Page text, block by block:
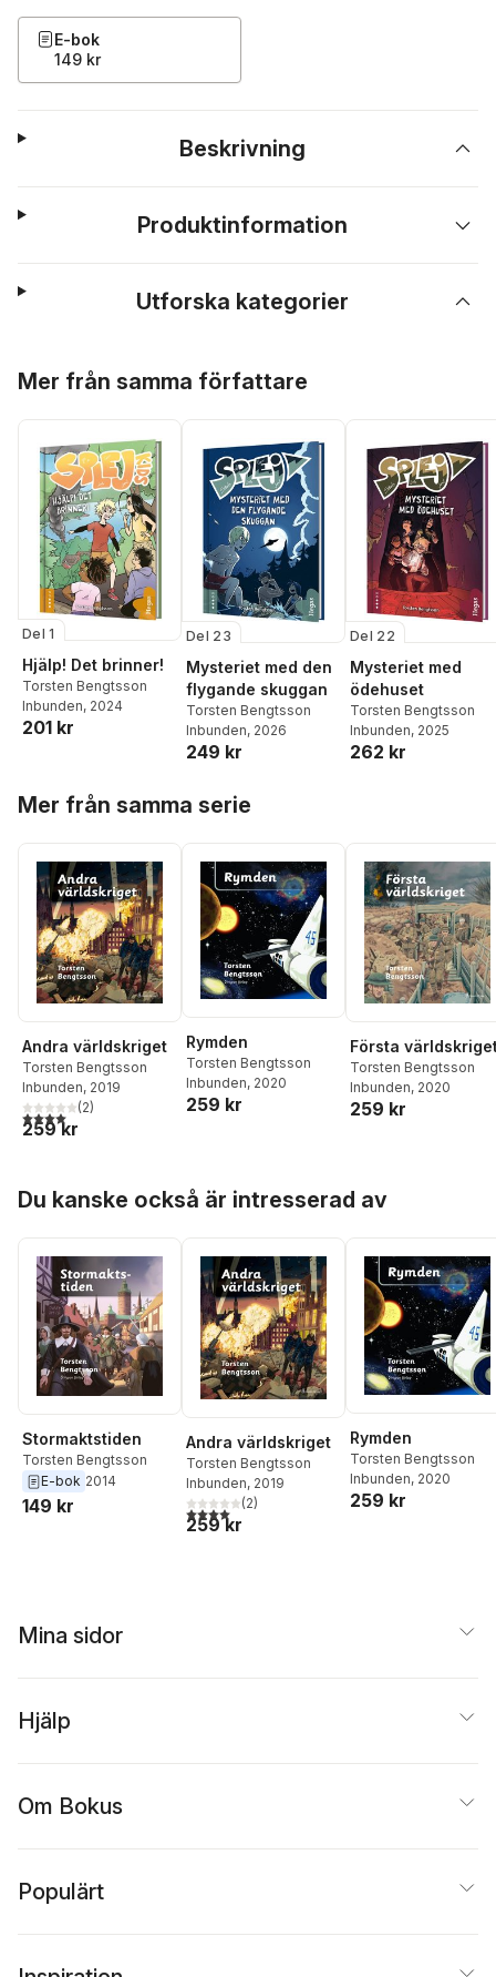
E-bok
149 kr
Beskrivning
Produktinformation
Utforska kategorier
Mer från samma författare
Del 1
Hjälp! Det brinner!
Torsten Bengtsson
Inbunden, 2024
201 kr
Del 23
Mysteriet med den
flygande skuggan
Torsten Bengtsson
Inbunden, 2026
249 kr
Del 22
Mysteriet med
ödehuset
Torsten Bengtsson
Inbunden, 2025
262 kr
Mer från samma serie
Andra världskriget
Torsten Bengtsson
Inbunden, 2019
4,0utav 5 stjärnor. Totalt antal röster:
(2)
259 kr
Rymden
Torsten Bengtsson
Inbunden, 2020
259 kr
Första
Torsten Bengtsson
Inbunden, 2020
259 kr
Du kanske också är intresserad av
Stormaktstiden
Torsten Bengtsson
E-bok 2014
149 kr
Andra världskriget
Torsten Bengtsson
Inbunden, 2019
4,0utav 5 stjärnor. Totalt antal röster:
(2)
259 kr
Rymden
Torsten Bengtsson
Inbunden, 2020
259 kr
Mina sidor
Hjälp
Om Bokus
Populärt